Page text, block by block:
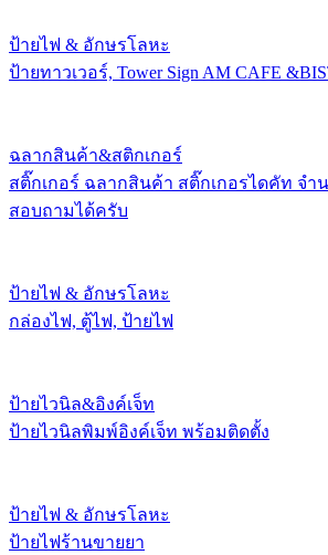
ป้ายไฟ & อักษรโลหะ
ป้ายทาวเวอร์, Tower Sign AM CAFE
ฉลากสินค้า&สติกเกอร์
สติ๊กเกอร์ ฉลากสินค้า สติ๊กเกอรไดคัท จำ
สอบถามได้ครับ
ป้ายไฟ & อักษรโลหะ
กล่องไฟ, ตู้ไฟ, ป้ายไฟ
ป้ายไวนิล&อิงค์เจ็ท
ป้ายไวนิลพิมพ์อิงค์เจ็ท พร้อมติดตั้ง
ป้ายไฟ & อักษรโลหะ
ป้ายไฟร้านขายยา